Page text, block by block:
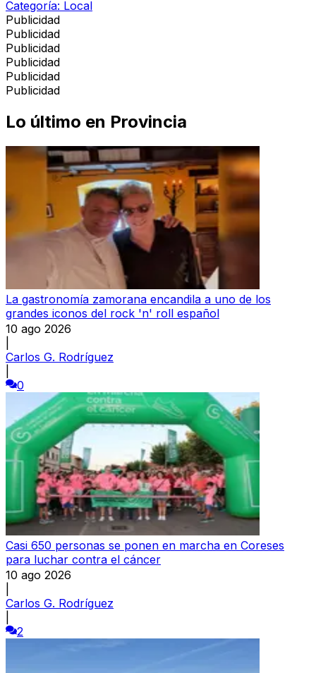
Categoría: Local
Publicidad
Publicidad
Publicidad
Publicidad
Publicidad
Publicidad
Lo último en Provincia
La gastronomía zamorana encandila a uno de los
grandes iconos del rock 'n' roll español
10 ago 2026
Carlos G. Rodríguez
0
Casi 650 personas se ponen en marcha en Coreses
para luchar contra el cáncer
10 ago 2026
Carlos G. Rodríguez
2